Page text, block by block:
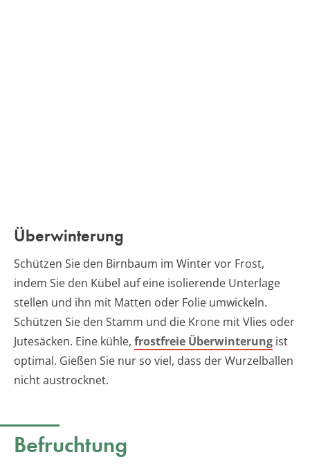
Überwinterung
Schützen Sie den Birnbaum im Winter vor Frost,
indem Sie den Kübel auf eine isolierende Unterlage
stellen und ihn mit Matten oder Folie umwickeln.
Schützen Sie den Stamm und die Krone mit Vlies oder
Jutesäcken. Eine kühle, frostfreie Überwinterung ist
optimal. Gießen Sie nur so viel, dass der Wurzelballen
nicht austrocknet.
Befruchtung